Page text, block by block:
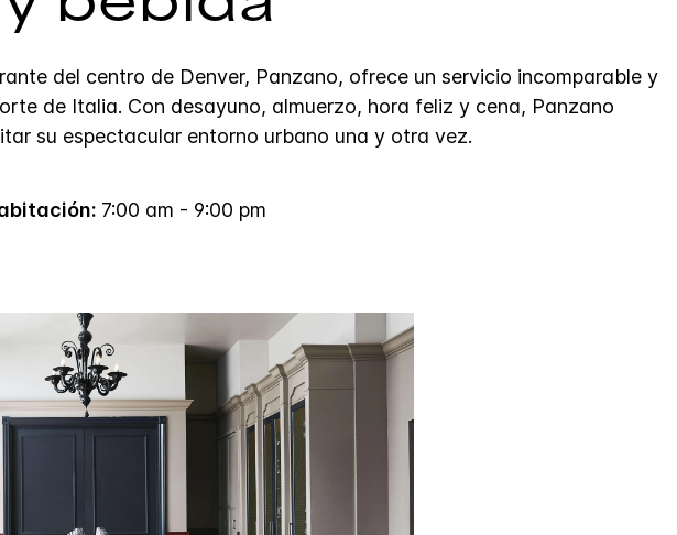
del centro de Denver, Panzano, ofrece un servicio incomparable y
de Italia. Con desayuno, almuerzo, hora feliz y cena, Panzano
su espectacular entorno urbano una y otra vez.
7:00 am - 9:00 pm